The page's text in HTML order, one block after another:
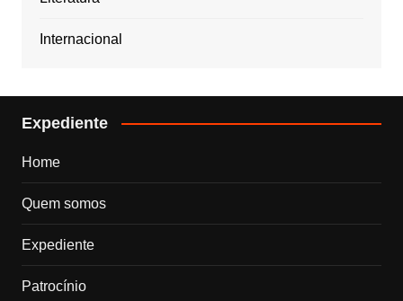
Internacional
Expediente
Home
Quem somos
Expediente
Patrocínio